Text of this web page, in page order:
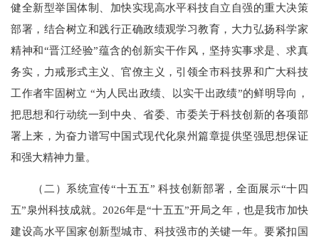
健全新型举国体制、加快实现高水平科技自立自强的重大决策
部署，结合树立和践行正确政绩观学习教育，大力弘扬科学家
精神和“晋江经验”蕴含的创新实干作风，坚持实事求是、求真
务实，力戒形式主义、官僚主义，引领全市科技界和广大科技
工作者牢固树立 “为人民出政绩、以实干出政绩”的鲜明导向，
把思想和行动统一到中央、省委、市委关于科技创新的各项部
署上来，为奋力谱写中国式现代化泉州篇章提供坚强思想保证
和强大精神力量。
（二）系统宣传“十五五” 科技创新部署，全面展示“十四
五”泉州科技成就。2026年是“十五五”开局之年，也是我市加快
建设高水平国家创新型城市、科技强市的关键一年。要紧扣国